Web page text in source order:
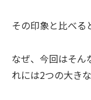
その印象と比べる
なぜ、今回はそん
れには2つの大き